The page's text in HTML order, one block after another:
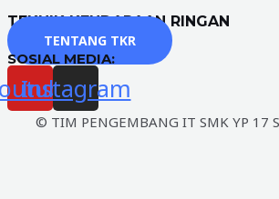
TEKNIK KENDARAAN RINGAN
TENTANG TKR
SOSIAL MEDIA:
Instagram
© TIM PENGEMBANG IT SMK YP 17